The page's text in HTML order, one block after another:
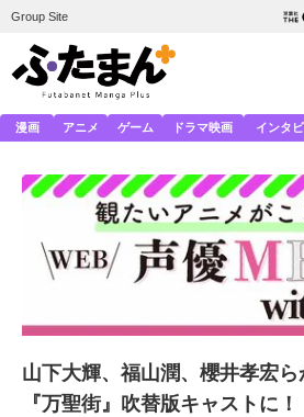
Group Site
漫画 アニメ ゲーム ドラマ映画 インタ
山下大輝、福山潤、櫻井孝宏
『万聖街』吹替版キャストに！